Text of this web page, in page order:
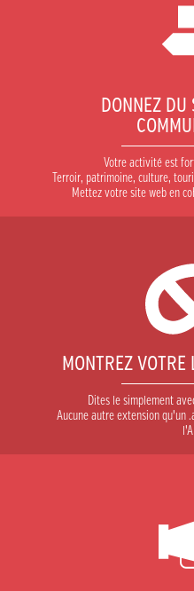
DONNEZ DU
Votre activité est
Terroir, patrimoine, culture,
Mettez votre site web en
MONTREZ
Dites le simplement
Aucune autre extension qu’un